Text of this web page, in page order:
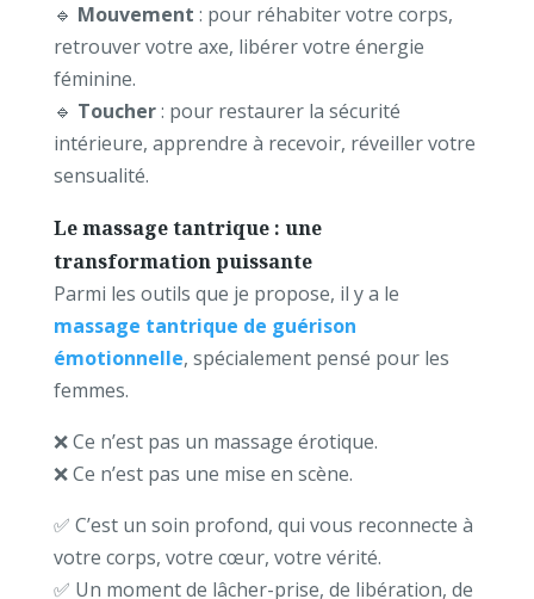
🔹 Mouvement : pour réhabiter votre corps,
retrouver votre axe, libérer votre énergie
féminine.
🔹 Toucher: pour restaurer la sécurité
intérieure, apprendre à recevoir, réveiller votre
sensualité.
Le massage tantrique : une
transformation puissante
Parmi les outils que je propose, il y a le
massage tantrique de guérison
émotionnelle, spécialement pensé pour les
femmes.
❌ Ce n’est pas un massage érotique.
❌ Ce n’est pas une mise en scène.
✅ C’est un soin profond, qui vous reconnecte à
votre corps, votre cœur, votre vérité.
✅ Un moment de lâcher-prise, de libération, de